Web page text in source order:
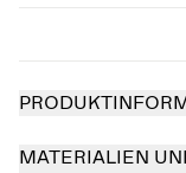
MATERIALIEN